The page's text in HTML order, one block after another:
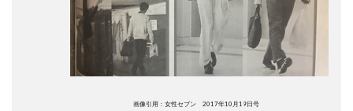
画像引用：女性セブン 2017年10月19日号